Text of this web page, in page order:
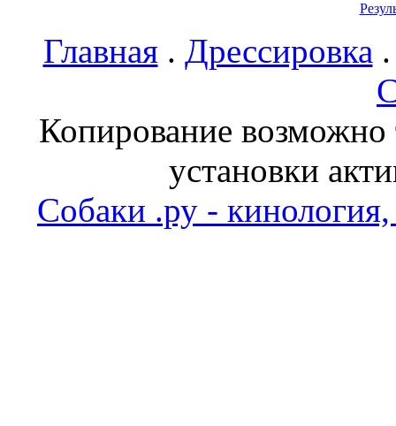
Главная. Дрессировка
Копирование возможно
установки
Собаки .ру - кинология,